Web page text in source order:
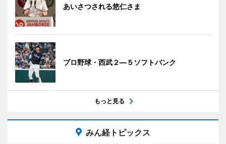
あいさつされる悠仁さま
プロ野球・西武２―５ソフトバンク
もっと見る
みん経トピックス